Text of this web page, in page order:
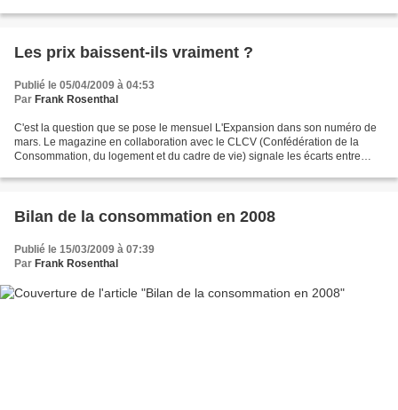
Les prix baissent-ils vraiment ?
Publié le 05/04/2009 à 04:53
Par Frank Rosenthal
C'est la question que se pose le mensuel L'Expansion dans son numéro de
mars. Le magazine en collaboration avec le CLCV (Confédération de la
Consommation, du logement et du cadre de vie) signale les écarts entre
Bilan de la consommation en 2008
Publié le 15/03/2009 à 07:39
Par Frank Rosenthal